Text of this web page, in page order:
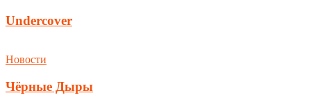
Undercover
Новости
Чёрные Дыры